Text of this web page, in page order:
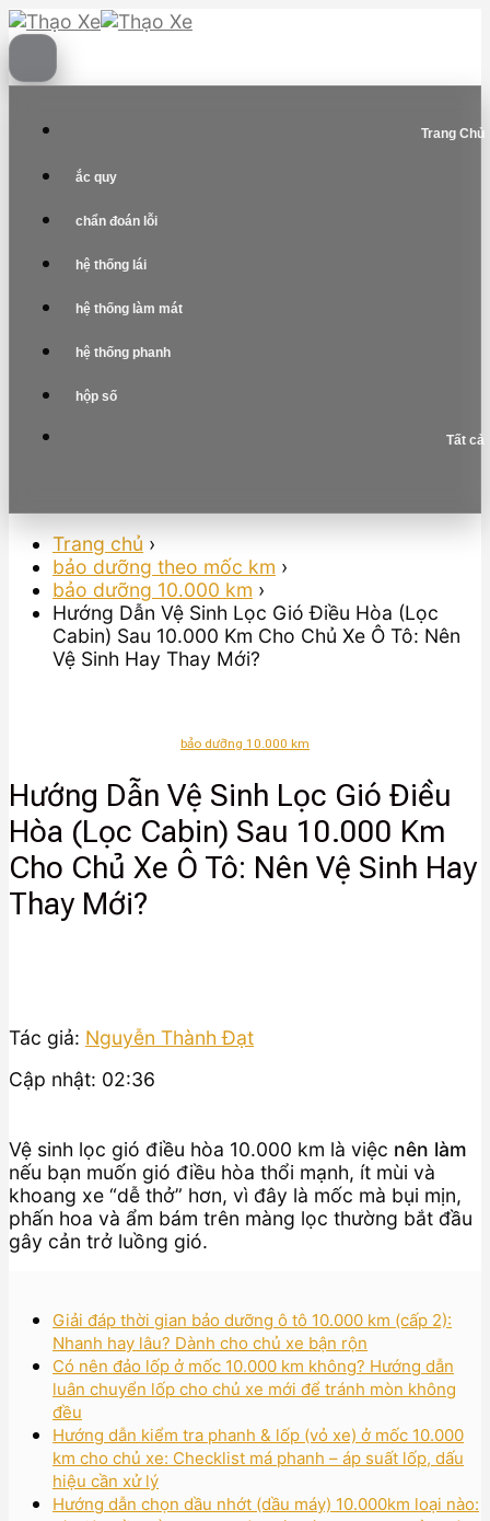
Skip
to
content
Trang Chủ
ắc quy
chẩn đoán lỗi
hệ thống lái
hệ thống làm mát
hệ thống phanh
hộp số
Tất cả
Trang chủ ›
bảo dưỡng theo mốc km ›
bảo dưỡng 10.000 km ›
Hướng Dẫn Vệ Sinh Lọc Gió Điều Hòa (Lọc
Cabin) Sau 10.000 Km Cho Chủ Xe Ô Tô: Nên
Vệ Sinh Hay Thay Mới?
bảo dưỡng 10.000 km
Hướng Dẫn Vệ Sinh Lọc Gió Điều
Hòa (Lọc Cabin) Sau 10.000 Km
Cho Chủ Xe Ô Tô: Nên Vệ Sinh Hay
Thay Mới?
Tác giả: Nguyễn Thành Đạt
Cập nhật: 02:36
Vệ sinh lọc gió điều hòa 10.000 km là việc nên làm
nếu bạn muốn gió điều hòa thổi mạnh, ít mùi và
khoang xe “dễ thở” hơn, vì đây là mốc mà bụi mịn,
phấn hoa và ẩm bám trên màng lọc thường bắt đầu
gây cản trở luồng gió.
Giải đáp thời gian bảo dưỡng ô tô 10.000 km (cấp 2):
Nhanh hay lâu? Dành cho chủ xe bận rộn
Có nên đảo lốp ở mốc 10.000 km không? Hướng dẫn
luân chuyển lốp cho chủ xe mới để tránh mòn không
đều
Hướng dẫn kiểm tra phanh & lốp (vỏ xe) ở mốc 10.000
km cho chủ xe: Checklist má phanh – áp suất lốp, dấu
hiệu cần xử lý
Hướng dẫn chọn dầu nhớt (dầu máy) 10.000km loại nào: